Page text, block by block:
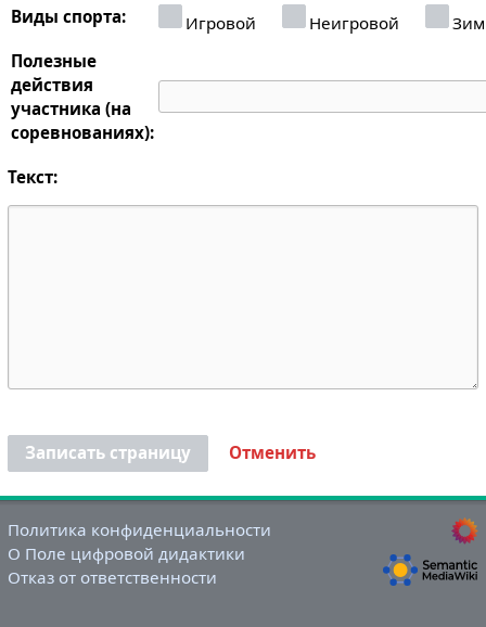
Виды спорта:
Игровой Неигровой
Полезные
действия
участника (на
соревнованиях):
Текст:
Записать страницу Отменить
Политика конфиденциальности
О Поле цифровой дидактики
Отказ от ответственности